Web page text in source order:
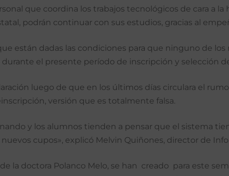
que coordina los trabajos tecnológicos de cara a
podrán continuar con sus estudios, gracias al
están dadas las condiciones para que ninguno de
el presente período de inscripción y selección
luego de que en los últimos días circulara el
versión que es totalmente falsa.
y los alumnos tienden a pensar que el sistema
cupos», explicó Melvin Quiñones, director de
la doctora Polanco Melo, se han creado para este